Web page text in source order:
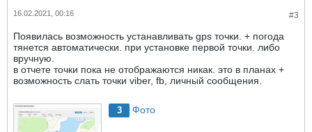
#3
16.02.2021, 00:16
Появилась возможность устанавливать gps точки. + погода
тянется автоматически. при установке первой точки. либо
вручную.
в отчете точки пока не отображаются никак. это в планах +
возможность слать точки viber, fb, личный сообщения.
3 Фото